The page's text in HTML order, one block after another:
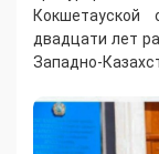
двадцати лет
Западно-